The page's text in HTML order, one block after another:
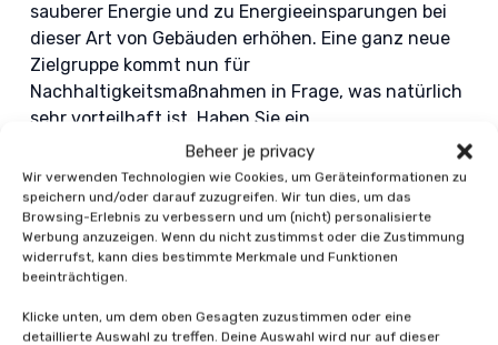
Beheer je privacy
Wir verwenden Technologien wie Cookies, um Geräteinformationen zu
speichern und/oder darauf zuzugreifen. Wir tun dies, um das
Browsing-Erlebnis zu verbessern und um (nicht) personalisierte
Werbung anzuzeigen. Wenn du nicht zustimmst oder die Zustimmung
widerrufst, kann dies bestimmte Merkmale und Funktionen
beeinträchtigen.
Klicke unten, um dem oben Gesagten zuzustimmen oder eine
detaillierte Auswahl zu treffen. Deine Auswahl wird nur auf dieser
sauberer Energie und zu Energieeinsparungen bei
dieser Art von Gebäuden erhöhen. Eine ganz neue
Zielgruppe kommt nun für
Nachhaltigkeitsmaßnahmen in Frage, was natürlich
sehr vorteilhaft ist. Haben Sie ein
denkmalgeschütztes Gebäude, das Sie mit
Solarzellen bestücken möchten? Dann sollten Sie
auf jeden Fallein professionelles Unternehmen
beauftragen, Ihnen zu helfen. Viel Erfolg!